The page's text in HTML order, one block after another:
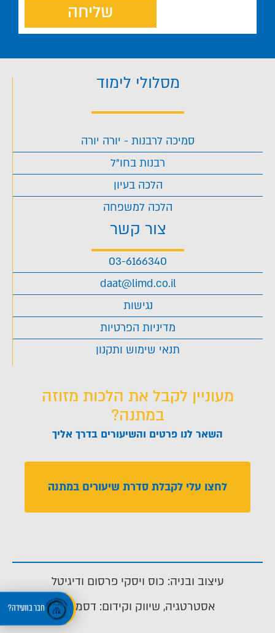
שליחה
מסלולי לימוד
סמיכה לרבנות - יורה יורה
רבנות בחו"ל
הלכה בעיון
הלכה למשפחה
צור קשר
03-6166340
daat@limd.co.il
נגישות
מדיניות הפרטיות
תנאי שימוש ותקנון
מעוניין לקבל את הלכות מזוזה
במתנה?
השאר לנו פרטים והשיעורים בדרך אליך
לחצו עלי לקבלת סדרת שיעורים במתנה
עיצוב ובניה: כוס ויסקי פרסום ודיגיטל
אסטרטגיה, שיווק וקידום: דסמנית
חבר בוועידה?